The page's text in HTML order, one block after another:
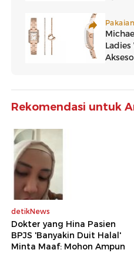
Rekomendasi untuk
detikNews
Dokter yang Hina Pasien
BPJS 'Banyakin Duit Halal'
Minta Maaf: Mohon Ampun